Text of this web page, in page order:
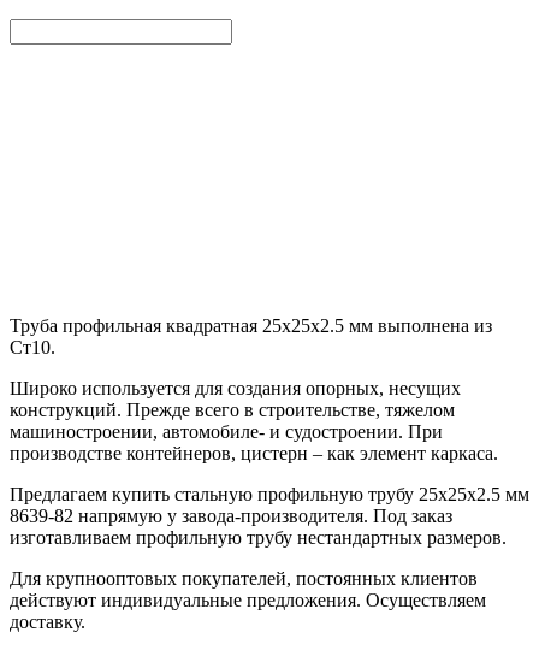
Труба профильная квадратная 25х25х2.5 мм выполнена из
Ст10.
Широко используется для создания опорных, несущих
конструкций. Прежде всего в строительстве, тяжелом
машиностроении, автомобиле- и судостроении. При
производстве контейнеров, цистерн – как элемент каркаса.
Предлагаем купить стальную профильную трубу 25х25х2.5 мм
8639-82 напрямую у завода-производителя. Под заказ
изготавливаем профильную трубу нестандартных размеров.
Для крупнооптовых покупателей, постоянных клиентов
действуют индивидуальные предложения. Осуществляем
доставку.